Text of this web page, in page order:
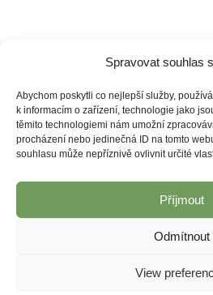
Spravovat souhlas
Abychom poskytli co nejlepší služby,
k informacím o zařízení, technologie jako
těmito technologiemi nám umožní
procházení nebo jedinečná ID na tomto
souhlasu může nepříznivě ovlivnit určité
Příjmout
Odmítnout
View